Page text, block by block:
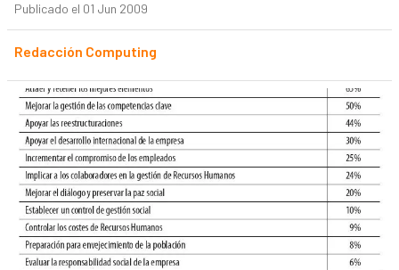
Publicado el 01 Jun 2009
Redacción Computing